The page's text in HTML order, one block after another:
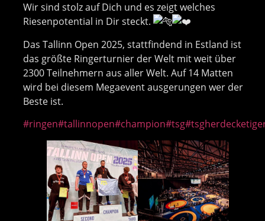
Wir sind stolz auf Dich und es zeigt welches
Riesenpotential in Dir steckt.
Das Tallinn Open 2025, stattfindend in Estland ist
das größte Ringerturnier der Welt mit weit über
2300 Teilnehmern aus aller Welt. Auf 14 Matten
wird bei diesem Megaevent ausgerungen wer der
Beste ist.
#ringen#tallinnopen#champion#tsg